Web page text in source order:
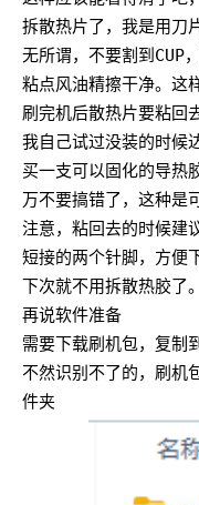
拆散热片了，我是用刀
无所谓，不要割到CUP
粘点风油精擦干净。这
刷完机后散热片要粘回
我自己试过没装的时候
买一支可以固化的导热
万不要搞错了，这种是
注意，粘回去的时候建
短接的两个针脚，方便
下次就不用拆散热胶了。
再说软件准备
需要下载刷机包，复制
不然识别不了的，刷机
件夹